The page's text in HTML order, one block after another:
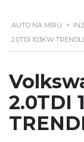
AUTO NA MÍ­RU >
2.0TDI 103KW
2.0TDI